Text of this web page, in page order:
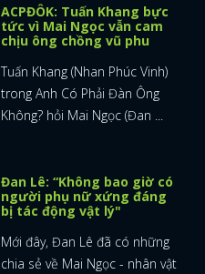
ACPĐÔK: Tuấn Khang bực
tức vì Mai Ngọc vẫn cam
chịu ông chồng vũ phu
Tuấn Khang (Nhan Phúc Vinh)
trong Anh Có Phải Đàn Ông
Không? hỏi Mai Ngọc (Đan ...
Đan Lê: “Không bao giờ có
người phụ nữ xứng đáng
bị tác động vật lý"
Mới đây, Đan Lê đã có những
chia sẻ về Mai Ngọc - nhân vật